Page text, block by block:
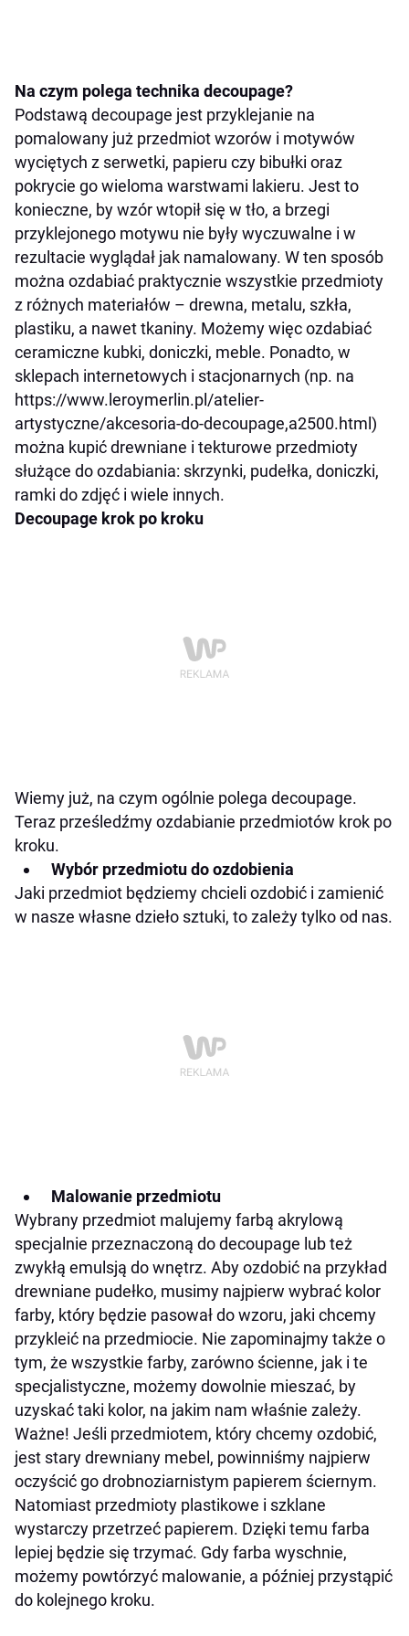
Na czym polega technika decoupage?
Podstawą decoupage jest przyklejanie na
pomalowany już przedmiot wzorów i motywów
wyciętych z serwetki, papieru czy bibułki oraz
pokrycie go wieloma warstwami lakieru. Jest to
konieczne, by wzór wtopił się w tło, a brzegi
przyklejonego motywu nie były wyczuwalne i w
rezultacie wyglądał jak namalowany. W ten sposób
można ozdabiać praktycznie wszystkie przedmioty
z różnych materiałów – drewna, metalu, szkła,
plastiku, a nawet tkaniny. Możemy więc ozdabiać
ceramiczne kubki, doniczki, meble. Ponadto, w
sklepach internetowych i stacjonarnych (np. na
https://www.leroymerlin.pl/atelier-
artystyczne/akcesoria-do-decoupage,a2500.html)
można kupić drewniane i tekturowe przedmioty
służące do ozdabiania: skrzynki, pudełka, doniczki,
ramki do zdjęć i wiele innych.
Decoupage krok po kroku
Wiemy już, na czym ogólnie polega decoupage.
Teraz prześledźmy ozdabianie przedmiotów krok po
kroku.
Wybór przedmiotu do ozdobienia
Jaki przedmiot będziemy chcieli ozdobić i zamienić
w nasze własne dzieło sztuki, to zależy tylko od nas.
Malowanie przedmiotu
Wybrany przedmiot malujemy farbą akrylową
specjalnie przeznaczoną do decoupage lub też
zwykłą emulsją do wnętrz. Aby ozdobić na przykład
drewniane pudełko, musimy najpierw wybrać kolor
farby, który będzie pasował do wzoru, jaki chcemy
przykleić na przedmiocie. Nie zapominajmy także o
tym, że wszystkie farby, zarówno ścienne, jak i te
specjalistyczne, możemy dowolnie mieszać, by
uzyskać taki kolor, na jakim nam właśnie zależy.
Ważne! Jeśli przedmiotem, który chcemy ozdobić,
jest stary drewniany mebel, powinniśmy najpierw
oczyścić go drobnoziarnistym papierem ściernym.
Natomiast przedmioty plastikowe i szklane
wystarczy przetrzeć papierem. Dzięki temu farba
lepiej będzie się trzymać. Gdy farba wyschnie,
możemy powtórzyć malowanie, a później przystąpić
do kolejnego kroku.